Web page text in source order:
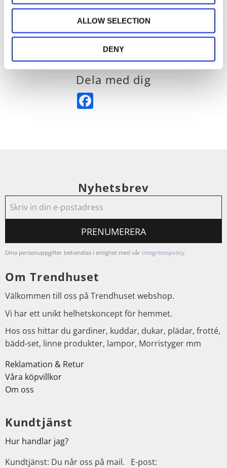
ALLOW SELECTION
DENY
Design Sara Berner
Tvättas i 30 grader, max krympning 3-4%.
Dela med dig
Nyhetsbrev
PRENUMERERA
Dina personuppgifter behandlas i enlighet med vår integritetspolicy.
Om Trendhuset
Välkommen till oss på Trendhuset webshop.
Vi har ett unikt helhetskoncept för hemmet.
Hos oss hittar du gardiner, kuddar, dukar, plädar, frotté,
bädd-set, linne produkter, lampor, Morristyger mm
Reklamation & Retur
Våra köpvillkor
Om oss
Kundtjänst
Hur handlar jag?
Kundtjänst: Du når oss på mail. E-post: